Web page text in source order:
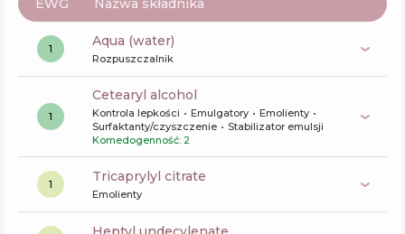
EWG Nazwa składnika
1 aqua (water)
Rozpuszczalnik
1
cetearyl alcohol
Kontrola lepkości Emulgatory
Emolienty
Surfaktanty/czyszczenie
Stabilizator emulsji
Komedogenność: 2
1 tricaprylyl citrate
Emolienty